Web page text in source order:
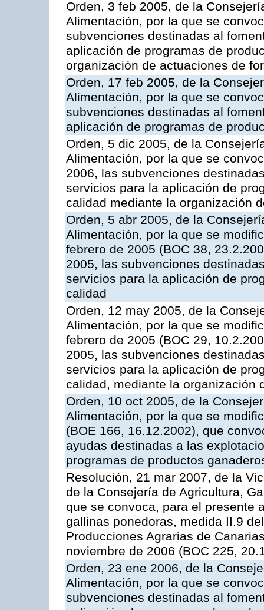
Orden, 3 feb 2005, de la
Alimentación, por la que se
subvenciones destinadas al
aplicación de programas de
organización de actuaciones de
Orden, 17 feb 2005, de la
Alimentación, por la que se
subvenciones destinadas al
aplicación de programas de
Orden, 5 dic 2005, de la
Alimentación, por la que se
2006, las subvenciones
servicios para la aplicación de
calidad mediante la organización
Orden, 5 abr 2005, de la
Alimentación, por la que se
febrero de 2005 (BOC 38,
2005, las subvenciones
servicios para la aplicación de
calidad
Orden, 12 may 2005, de la
Alimentación, por la que se
febrero de 2005 (BOC 29,
2005, las subvenciones
servicios para la aplicación de
calidad, mediante la organización
Orden, 10 oct 2005, de la
Alimentación, por la que se
(BOE 166, 16.12.2002), que
ayudas destinadas a las
programas de productos
Resolución, 21 mar 2007, de la
de la Consejería de Agricultura,
que se convoca, para el presente
gallinas ponedoras, medida II.9
Producciones Agrarias de
noviembre de 2006 (BOC 225,
Orden, 23 ene 2006, de la
Alimentación, por la que se
subvenciones destinadas al